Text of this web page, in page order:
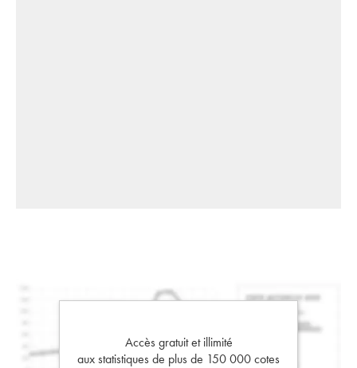
Accès gratuit et illimité
aux statistiques de plus de 150 000 cotes